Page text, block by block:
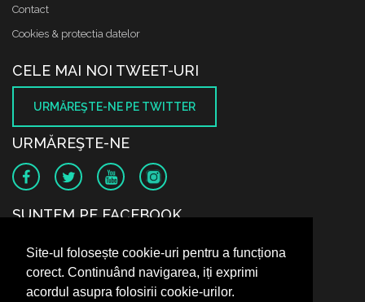
Site-ul folosește cookie-uri pentru a funcționa
corect. Continuând navigarea, iți exprimi
acordul asupra folosirii cookie-urilor.
Contact
Cookies & protectia datelor
CELE MAI NOI TWEET-URI
URMĂREŞTE-NE PE TWITTER
URMĂREŞTE-NE
SUNTEM PE FACEBOOK